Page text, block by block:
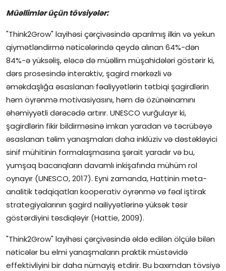
Müəllimlər üçün tövsiyələr:
"Think2Grow" layihəsi çərçivəsində aparılmış ilkin və yekun
qiymətləndirmə nəticələrində qeydə alınan 64%-dən
84%-ə yüksəliş, eləcə də müəllim müşahidələri göstərir ki,
dərs prosesində interaktiv, şagird mərkəzli və
əməkdaşlığa əsaslanan fəaliyyətlərin tətbiqi şagirdlərin
həm öyrənmə motivasiyasını, həm də özünəinamını
əhəmiyyətli dərəcədə artırır. UNESCO vurğulayır ki,
şagirdlərin fikir bildirməsinə imkan yaradan və təcrübəyə
əsaslanan təlim yanaşmaları daha inklüziv və dəstəkləyici
sinif mühitinin formalaşmasına şərait yaradır və bu,
yumşaq bacarıqların davamlı inkişafında mühüm rol
oynayır (UNESCO, 2017). Eyni zamanda, Hattinin meta-
analitik tədqiqatları kooperativ öyrənmə və fəal iştirak
strategiyalarının şagird nailiyyətlərinə yüksək təsir
göstərdiyini təsdiqləyir (Hattie, 2009).
"Think2Grow" layihəsi çərçivəsində əldə edilən ölçülə bilən
nəticələr bu elmi yanaşmaların praktik müstəvidə
effektivliyini bir daha nümayiş etdirir. Bu baxımdan tövsiyə